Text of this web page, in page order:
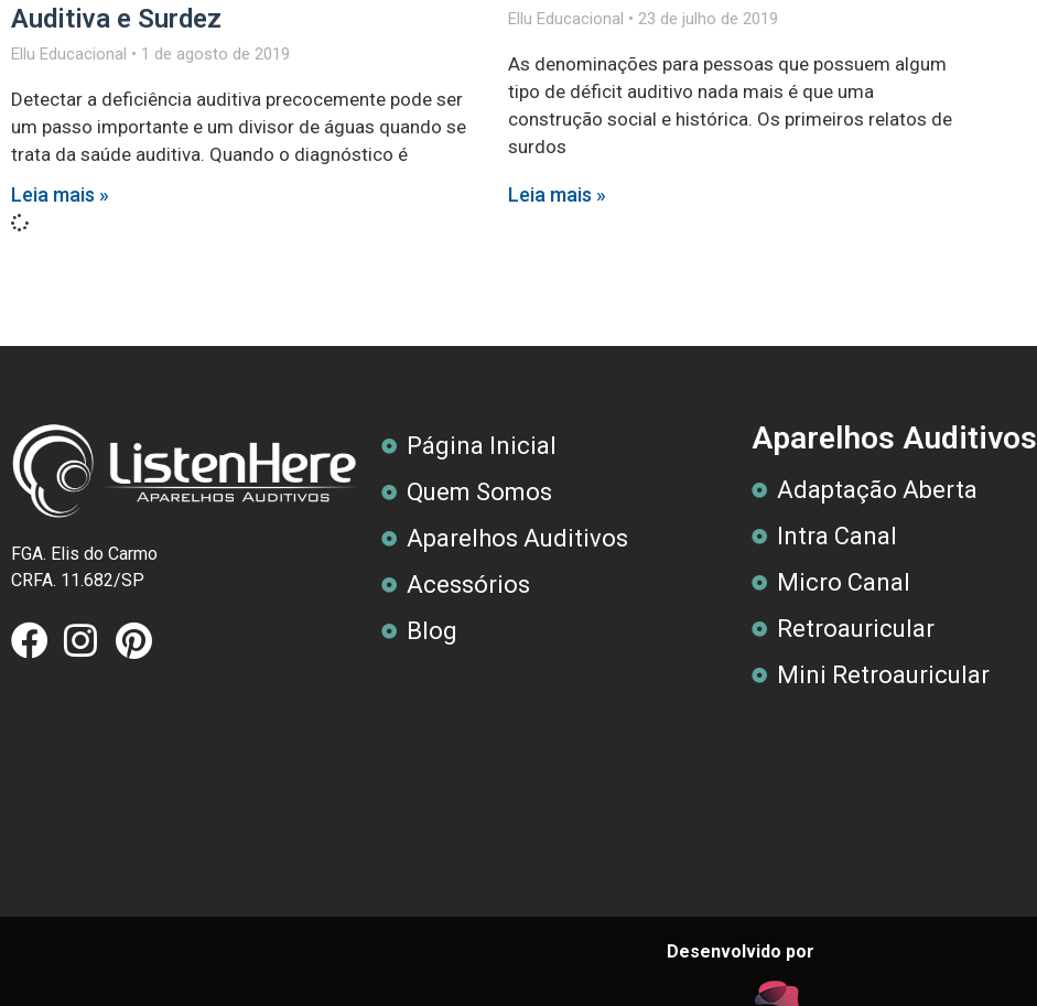
Auditiva e Surdez
Ellu Educacional 1 de agosto de 2019
Detectar a deficiência auditiva precocemente pode ser
um passo importante e um divisor de águas quando se
trata da saúde auditiva. Quando o diagnóstico é
Leia mais »
Ellu Educacional 23 de julho de 2019
As denominações para pessoas que possuem algum
tipo de déficit auditivo nada mais é que uma
construção social e histórica. Os primeiros relatos de
surdos
Leia mais »
FGA. Elis do Carmo
CRFA. 11.682/SP
Página Inicial
Quem Somos
Aparelhos Auditivos
Acessórios
Blog
Aparelhos Auditivos
Adaptação Aberta
Intra Canal
Micro Canal
Retroauricular
Mini Retroauricular
Desenvolvido por